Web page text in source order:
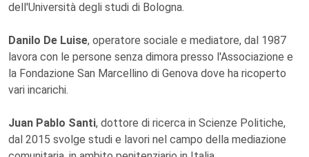
dell'Università degli studi di Bologna.
Danilo De Luise, operatore sociale e mediatore, dal 1987
lavora con le persone senza dimora presso l'Associazione e
la Fondazione San Marcellino di Genova dove ha ricoperto
vari incarichi.
Juan Pablo Santi, dottore di ricerca in Scienze Politiche,
dal 2015 svolge studi e lavori nel campo della mediazione